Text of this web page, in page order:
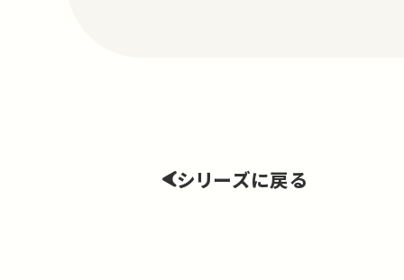
シリーズに戻る